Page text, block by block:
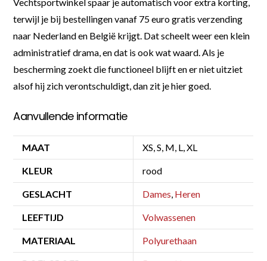
terwijl je bij bestellingen vanaf 75 euro gratis verzending
naar Nederland en België krijgt. Dat scheelt weer een klein
administratief drama, en dat is ook wat waard. Als je
bescherming zoekt die functioneel blijft en er niet uitziet
alsof hij zich verontschuldigt, dan zit je hier goed.
Aanvullende informatie
MAAT XS, S, M, L, XL
KLEUR rood
GESLACHT Dames, Heren
LEEFTIJD Volwassenen
MATERIAAL Polyurethaan